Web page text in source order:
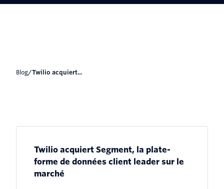
blog/ Twilio acquiert...
Twilio acquiert Segment, la plate-
forme de données client leader sur le
marché